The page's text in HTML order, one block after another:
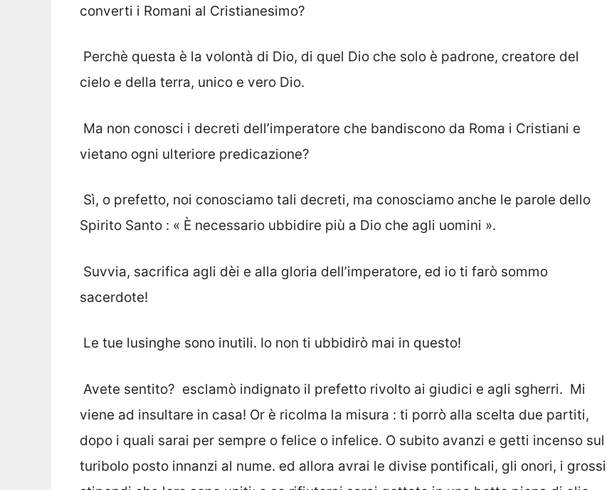
converti i Romani al Cristianesimo?
 Perchè questa è la volontà di Dio, di quel Dio che solo è padrone, creatore del
cielo e della terra, unico e vero Dio.
 Ma non conosci i decreti dell’imperatore che bandiscono da Roma i Cristiani e
vietano ogni ulteriore predicazione?
 Sì, o prefetto, noi conosciamo tali decreti, ma conosciamo anche le parole dello
Spirito Santo : « È necessario ubbidire più a Dio che agli uomini ».
 Suvvia, sacrifica agli dèi e alla gloria dell’imperatore, ed io ti farò sommo
sacerdote!
 Le tue lusinghe sono inutili. Io non ti ubbidirò mai in questo!
 Avete sentito?  esclamò indignato il prefetto rivolto ai giudici e agli sgherri.  Mi
viene ad insultare in casa! Or è ricolma la misura : ti porrò alla scelta due partiti,
dopo i quali sarai per sempre o felice o infelice. O subito avanzi e getti incenso sul
turibolo posto innanzi al nume. ed allora avrai le divise pontificali, gli onori, i grossi